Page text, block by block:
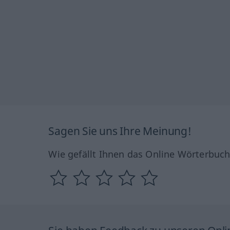
Sagen Sie uns Ihre Meinung!
Wie gefällt Ihnen das Online